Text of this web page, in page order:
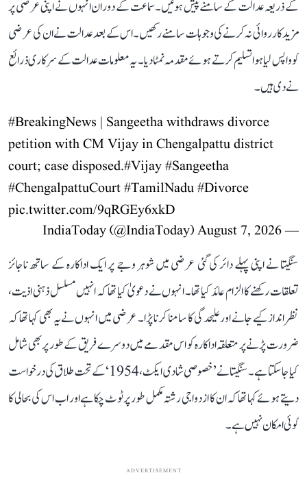
کے ذریعہ عدالت کے سامنے پیش ہوئیں۔ سماعت کے دوران انہوں نے اپنی عرضی پر
مزید کارروائی نہ کرنے کی وجوہات سامنے رکھیں۔ اس کے بعد عدالت نے ان کی عرضی
کو واپس لیا ہوا تسلیم کرتے ہوئے مقدمہ نمٹا دیا۔ یہ معلومات عدالت کے سرکاری ذرائع
نے دی ہیں۔
#BreakingNews | Sangeetha withdraws divorce
petition with CM Vijay in Chengalpattu district
court; case disposed.#Vijay#Sangeetha
#ChengalpattuCourt#TamilNadu#Divorce
pic.twitter.com/9qRGEy6xkD
— IndiaToday (@IndiaToday)
August 7, 2026
سنگیتا نے اپنی پہلے دائر کی گئی عرضی میں شوہر وجے پر ایک اداکارہ کے ساتھ ناجائز
تعلقات رکھنے کا الزام عائد کیا تھا۔ انہوں نے دعویٰ کیا تھا کہ انہیں مسلسل ذہنی اذیت،
نظر انداز کیے جانے اور علیحدگی کا سامنا کرنا پڑا۔ عرضی میں انہوں نے یہ بھی کہا تھا کہ
ضرورت پڑنے پر متعلقہ اداکارہ کو اس مقدمے میں دوسرے فریق کے طور پر بھی شامل
کیا جا سکتا ہے۔ سنگیتا نے ’خصوصی شادی ایکٹ، 1954‘ کے تحت طلاق کی درخواست
دیتے ہوئے کہا تھا کہ ان کا ازدواجی رشتہ مکمل طور پر ٹوٹ چکا ہے اور اب اس کی بحالی کا
کوئی امکان نہیں ہے۔
ADVERTISEMENT